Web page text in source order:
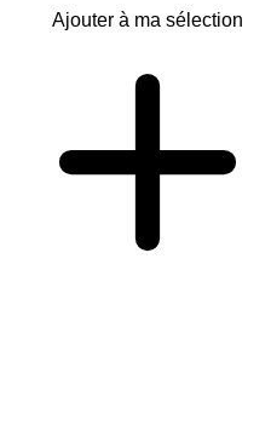
Ajouter à ma sélection